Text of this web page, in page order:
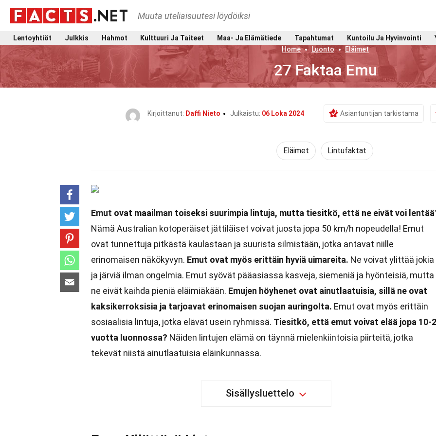
Muuta uteliaisuutesi löydöiksi
Lentoyhtiöt Julkkis Hahmot Kulttuuri Ja Taiteet Maa- Ja Elämätiede Tapahtumat Kuntoilu Ja Hyvinvointi
Home
Luonto Eläimet
27 Faktaa Emu
Kirjoittanut: Daffi Nieto Julkaistu: 06 Loka 2024 Asiantuntijan tarkistama
Eläimet Lintufaktat
Emut ovat maailman toiseksi suurimpia lintuja, mutta tiesitkö, että ne eivät voi
Nämä Australian kotoperäiset jättiläiset voivat juosta jopa 50 km/h nopeudella! Emut
ovat tunnettuja pitkästä kaulastaan ja suurista silmistään, jotka antavat niille
erinomaisen näkökyvyn. Emut ovat myös erittäin hyviä uimareita. Ne voivat ylittää jokia
ja järviä ilman ongelmia. Emut syövät pääasiassa kasveja, siemeniä ja hyönteisiä, mutta
ne eivät kaihda pieniä eläimiäkään. Emujen höyhenet ovat ainutlaatuisia, sillä ne ovat
kaksikerroksisia ja tarjoavat erinomaisen suojan auringolta. Emut ovat myös erittäin
sosiaalisia lintuja, jotka elävät usein ryhmissä. Tiesitkö, että emut voivat elää jopa 10-
vuotta luonnossa? Näiden lintujen elämä on täynnä mielenkiintoisia piirteitä, jotka
tekevät niistä ainutlaatuisia eläinkunnassa.
Sisällysluettelo